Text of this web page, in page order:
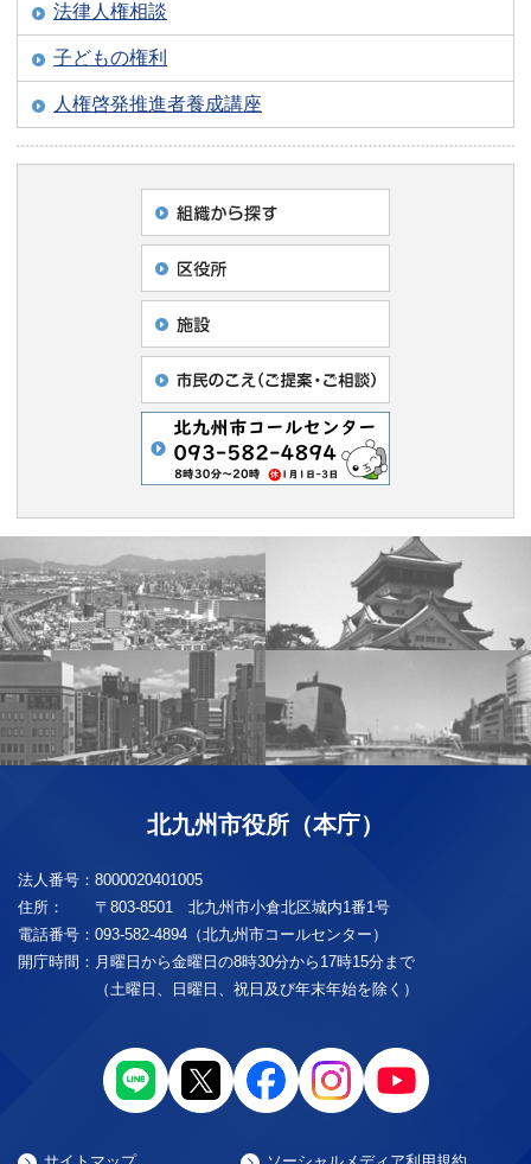
法律人権相談
子どもの権利
人権啓発推進者養成講座
北九州市役所（本庁）
法人番号： 8000020401005
住所：
〒803-8501 北九州市小倉北区城内1番1号
電話番号： 093-582-4894（北九州市コールセンター）
開庁時間： 月曜日から金曜日の8時30分から17時15分まで
（土曜日、日曜日、祝日及び年末年始を除く）